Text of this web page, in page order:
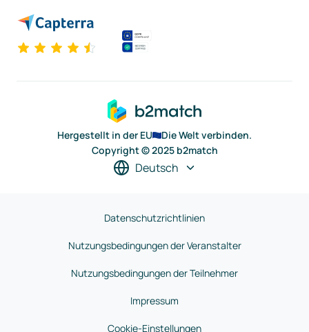
Hergestellt in der EU
Die Welt verbinden.
Copyright © 2025 b2match
Deutsch
Datenschutzrichtlinien
Nutzungsbedingungen der Veranstalter
Nutzungsbedingungen der Teilnehmer
Impressum
Cookie-Einstellungen